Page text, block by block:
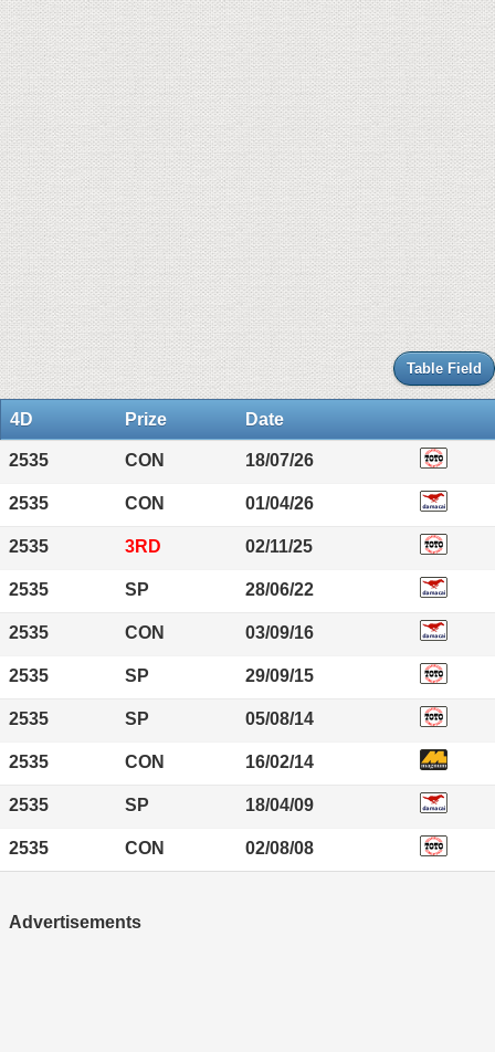
Table Field
4D Prize Date
2535 CON 18/07/26
2535 CON 01/04/26
2535 3RD 02/11/25
2535 SP 28/06/22
2535 CON 03/09/16
2535 SP 29/09/15
2535 SP 05/08/14
2535 CON 16/02/14
2535 SP 18/04/09
2535 CON 02/08/08
Advertisements